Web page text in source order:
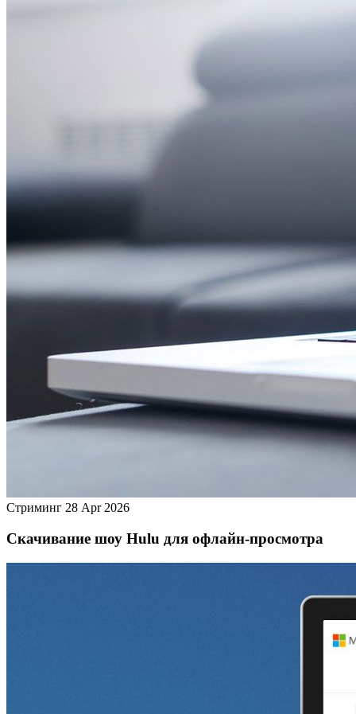
Стриминг 28 Apr 2026
Скачивание шоу Hulu для офлайн‑просмотра